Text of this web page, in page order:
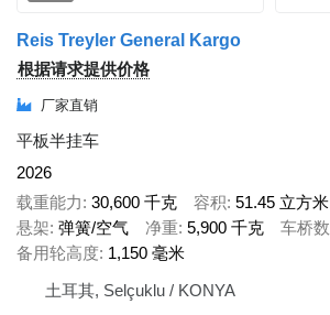
Reis Treyler General Kargo
根据请求提供价格
厂家直销
平板半挂车
2026
载重能力 30,600 千克 容积 51.45 立方米
悬架 弹簧/空气 净重 5,900 千克 车桥数
备用轮高度 1,150 毫米
土耳其, Selçuklu / KONYA